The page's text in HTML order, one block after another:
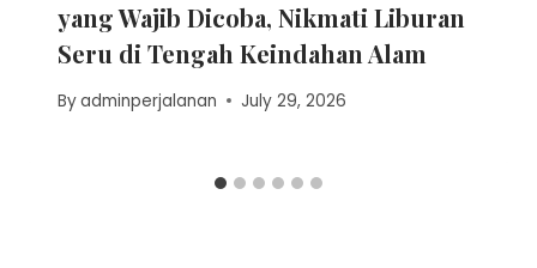
yang Wajib Dicoba, Nikmati Liburan
Seru di Tengah Keindahan Alam
Byadminperjalanan July 29, 2026